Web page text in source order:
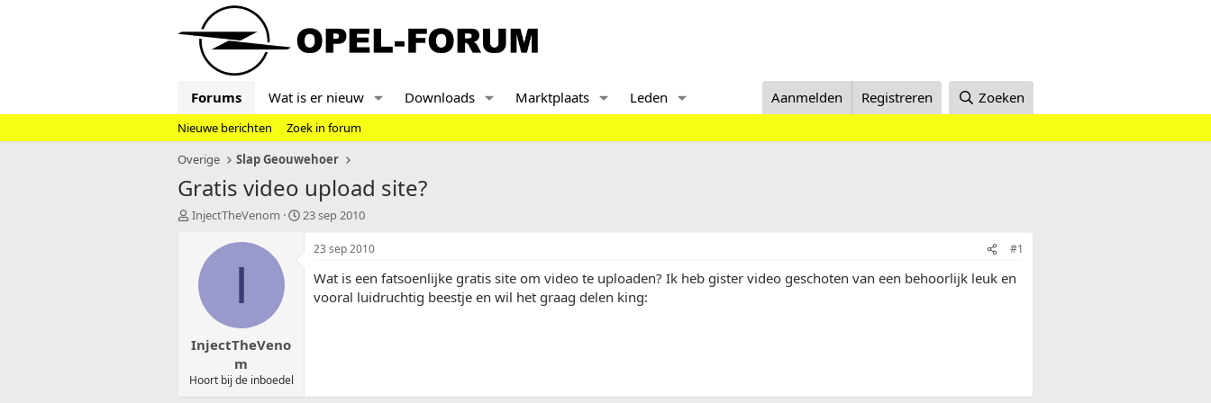
Forums Wat is er nieuw Downloads Marktplaats Leden Aanmelden Registreren Zoeken
Nieuwe berichten
Zoek in forum
Overige
Slap Geouwehoer
Gratis video upload site?
T
r
e
InjectTheVenom
S
23 sep 2010
I
InjectTheVeno
m
Hoort bij de inboedel
23 sep 2010 #1
Wat is een fatsoenlijke gratis site om video te uploaden? Ik heb gister video geschoten van een behoorlijk leuk en
vooral luidruchtig beestje en wil het graag delen king: